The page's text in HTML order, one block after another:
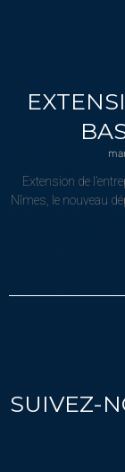
Extension de
Nîmes, le nouveau
SUIVEZ-